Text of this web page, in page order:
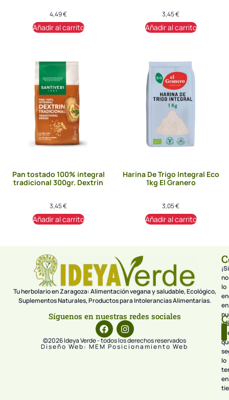
4,49€
Añadir al carrito
3,45€
Añadir al carrito
Pan tostado 100% integral
tradicional 300gr. Dextrin
3,45€
Añadir al carrito
Harina De Trigo Integral Eco
1kg El Granero
3,05€
Añadir al carrito
Tu herbolario en Zaragoza: Alimentación vegana y saludable, Ecológico,
Suplementos Naturales, Productos para Intolerancias Alimentarías.
Síguenos en nuestras redes sociales
©2026 Ideya Verde - todos los derechos reservados
Diseño Web: MEM Posicionamiento Web
¡Si
no
lo
en
lo
en